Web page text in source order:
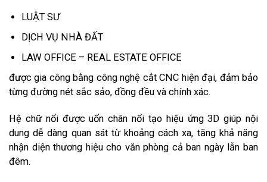
LUẬT SƯ
DỊCH VỤ NHÀ ĐẤT
LAW OFFICE – REAL ESTATE OFFICE
được gia công bằng công nghệ cắt CNC hiện đại, đảm bảo
từng đường nét sắc sảo, đồng đều và chính xác.
Hệ chữ nổi được uốn chân nổi tạo hiệu ứng 3D giúp nội
dung dễ dàng quan sát từ khoảng cách xa, tăng khả năng
nhận diện thương hiệu cho văn phòng cả ban ngày lẫn ban
đêm.